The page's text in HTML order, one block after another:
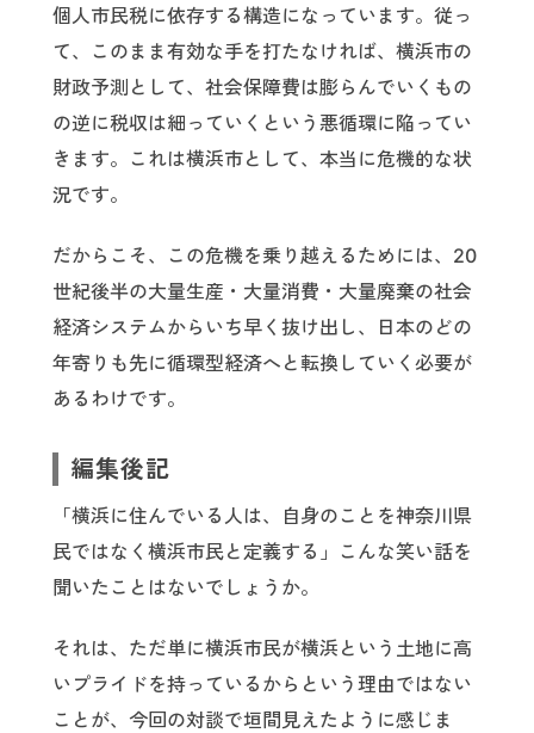
個人市民税に依存する構造になっています。従っ
て、このまま有効な手を打たなければ、横浜市の
財政予測として、社会保障費は膨らんでいくもの
の逆に税収は細っていくという悪循環に陥ってい
きます。これは横浜市として、本当に危機的な状
況です。
だからこそ、この危機を乗り越えるためには、20
世紀後半の大量生産・大量消費・大量廃棄の社会
経済システムからいち早く抜け出し、日本のどの
年寄りも先に循環型経済へと転換していく必要が
あるわけです。
編集後記
「横浜に住んでいる人は、自身のことを神奈川県
民ではなく横浜市民と定義する」こんな笑い話を
聞いたことはないでしょうか。
それは、ただ単に横浜市民が横浜という土地に高
いプライドを持っているからという理由ではない
ことが、今回の対談で垣間見えたように感じま